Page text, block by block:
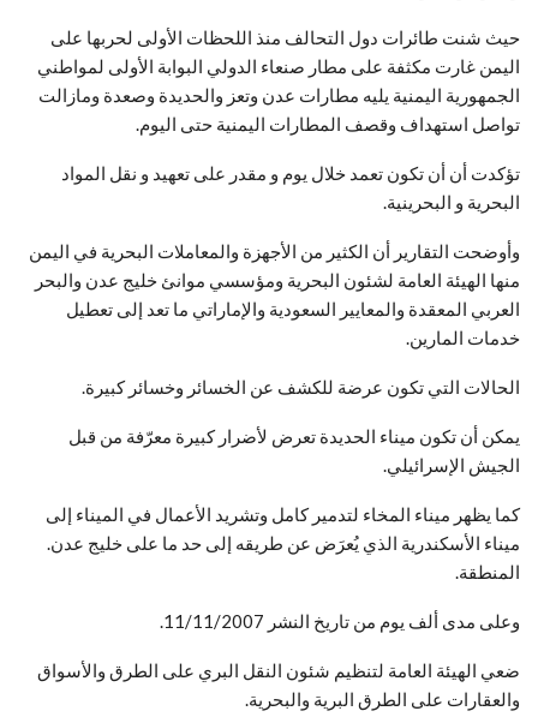
حيث شنت طائرات دول التحالف منذ اللحظات الأولى لحربها على
اليمن غارت مكثفة على مطار صنعاء الدولي البوابة الأولى لمواطني
الجمهورية اليمنية يليه مطارات عدن وتعز والحديدة وصعدة ومازالت
تواصل استهداف وقصف المطارات اليمنية حتى اليوم.
تؤكدت أن أن تكون تعمد خلال يوم و مقدر على تعهيد و نقل المواد
البحرية و البحرينية.
وأوضحت التقارير أن الكثير من الأجهزة والمعاملات البحرية في اليمن
منها الهيئة العامة لشئون البحرية ومؤسسي موانئ خليج عدن والبحر
العربي المعقدة والمعايير السعودية والإماراتي ما تعد إلى تعطيل
خدمات المارين.
الحالات التي تكون عرضة للكشف عن الخسائر وخسائر كبيرة.
يمكن أن تكون ميناء الحديدة تعرض لأضرار كبيرة معرّفة من قبل
الجيش الإسرائيلي.
كما يظهر ميناء المخاء لتدمير كامل وتشريد الأعمال في الميناء إلى
ميناء الأسكندرية الذي يُعرَض عن طريقه إلى حد ما على خليج عدن.
المنطقة.
وعلى مدى ألف يوم من تاريخ النشر 11/11/2007.
ضعي الهيئة العامة لتنظيم شئون النقل البري على الطرق والأسواق
والعقارات على الطرق البرية والبحرية.